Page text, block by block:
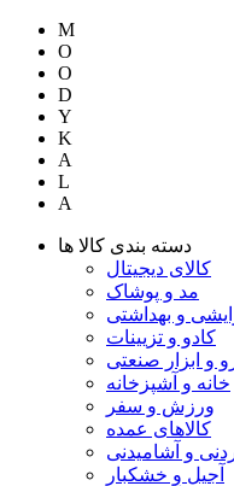
M
O
O
D
Y
K
A
L
A
دسته بندی کالا ها
کالای دیجیتال
مد و پوشاک
و بهداشتی
کادو و تزیینات
و ابزار صنعتی
خانه و آشپزخانه
ورزش و سفر
کالاهای عمده
و آشامیدنی
آجیل و خشکبار